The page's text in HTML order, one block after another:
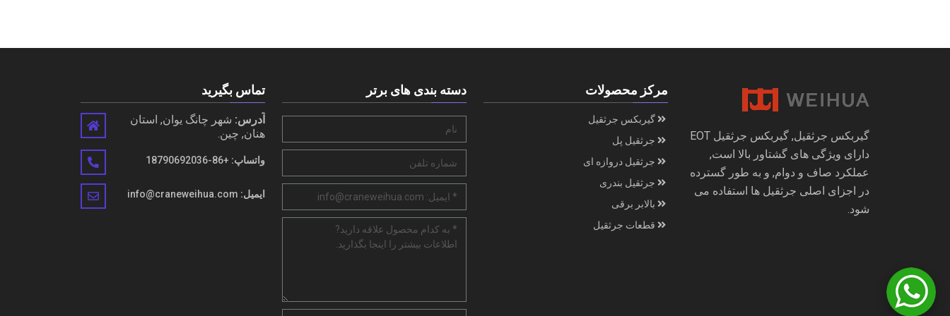
گیربکس جرثقیل, گیربکس جرثقیل EOT
دارای ویژگی های گشتاور بالا است,
عملکرد صاف و دوام, و به طور گسترده
در اجزای اصلی جرثقیل ها استفاده می
شود.
مرکز محصولات
گیربکس جرثقیل
جرثقیل پل
جرثقیل دروازه ای
جرثقیل بندری
بالابر برقی
قطعات جرثقیل
دسته بندی های برتر تماس بگیرید
آدرس: شهر چانگ یوان, استان
هنان, چین.
واتساپ: +86-18790692036
ایمیل: